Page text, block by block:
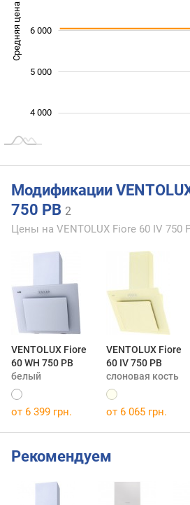
Средняя цена 5 000
4 000
5 000
6 000
Модификации
750 PB 2
Цены на VENTOLUX Fiore 60 IV 750
VENTOLUX Fiore
60 WH 750 PB
белый
VENTOLUX Fiore
60 IV 750 PB
слоновая кость
от 6 399 грн. от 6 065 грн.
Рекомендуем